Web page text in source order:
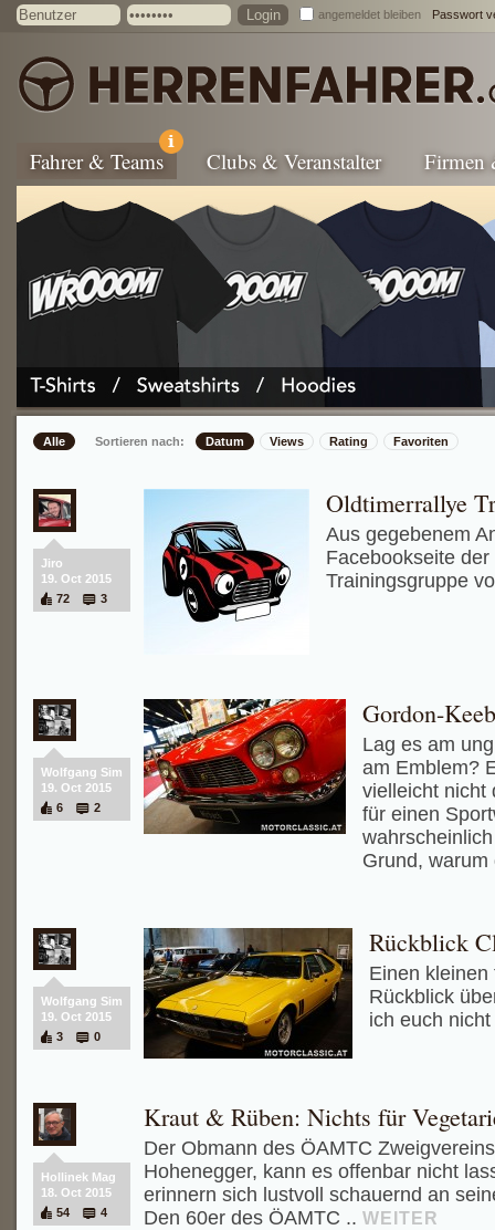
angemeldet bleiben Passwort
Fahrer & Teams Clubs & Veranstalter Firmen
Alle Sortieren nach: Datum Views Rating Favoriten
Jiro
19. Oct 2015
72
3
Oldtimerrallye
Aus gegebenem
Facebookseite
Trainingsgruppe
Wolfgang Sim
19. Oct 2015
6
2
Gordon-
Lag es am
am Emblem?
vielleicht nicht
für einen
Grund,
Wolfgang Sim
19. Oct 2015
3
0
Rückblick
Einen
Rückblick
ich euch
Hollinek Mag
18. Oct 2015
54
4
Kraut & Rüben: Nichts für
Der Obmann des ÖAMTC
Hohenegger, kann es offenbar nicht
erinnern sich lustvoll schauernd an
Den 60er des ÖAMTC .. WEITER